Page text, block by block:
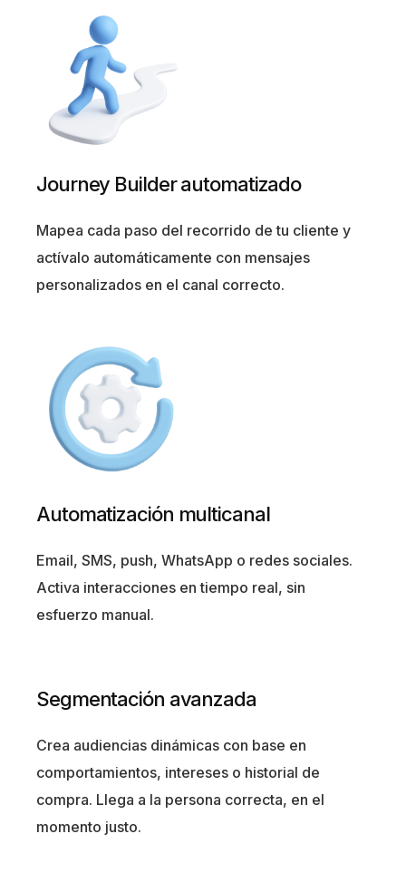
Journey Builder automatizado
Mapea cada paso del recorrido de tu cliente y
actívalo automáticamente con mensajes
personalizados en el canal correcto.
Automatización multicanal
Email, SMS, push, WhatsApp o redes sociales.
Activa interacciones en tiempo real, sin
esfuerzo manual.
Segmentación avanzada
Crea audiencias dinámicas con base en
comportamientos, intereses o historial de
compra. Llega a la persona correcta, en el
momento justo.